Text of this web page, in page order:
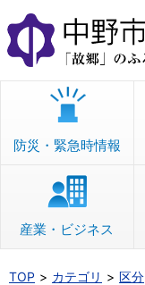
本
文
へ
移
防災・緊急時情報
産業・ビジネス
TOP カテゴリ 区分